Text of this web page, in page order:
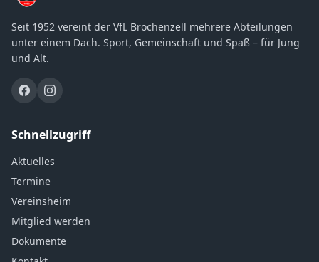
Seit 1952 vereint der VfL Brochenzell mehrere Abteilungen
unter einem Dach. Sport, Gemeinschaft und Spaß – für Jung
und Alt.
Schnellzugriff
Aktuelles
Termine
Vereinsheim
Mitglied werden
Dokumente